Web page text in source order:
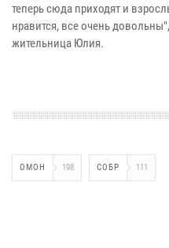
теперь сюда приходят и
нравится, все очень
жительница Юлия.
ОМОН 198 СОБР 111